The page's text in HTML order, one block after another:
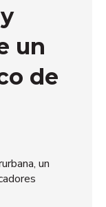
un
de
un